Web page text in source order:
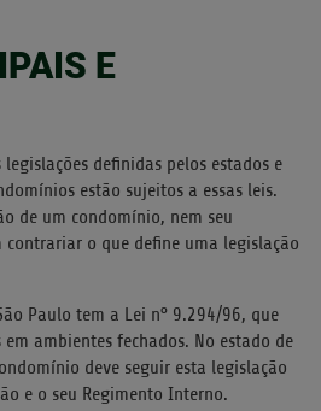
E
definidas pelos estados e
estão sujeitos a essas leis.
de um condomínio, nem seu
o que define uma legislação
Paulo tem a Lei n° 9.294/96, que
ambientes fechados. No estado de
deve seguir esta legislação
e o seu Regimento Interno.